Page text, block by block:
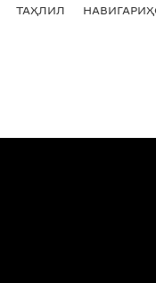
ТАҲЛИЛ